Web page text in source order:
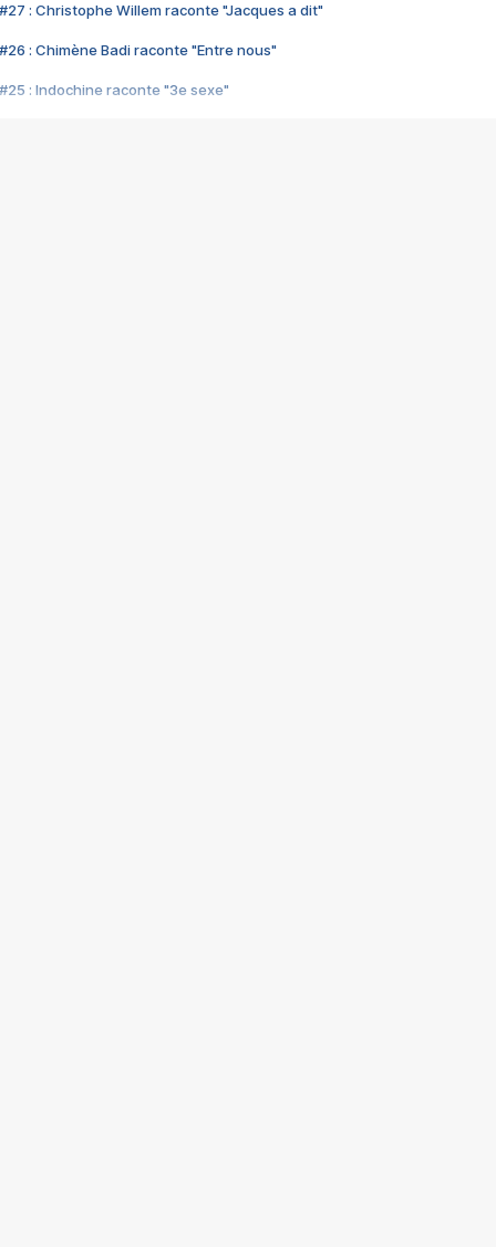
#27 : Christophe Willem raconte "Jacques a dit"
#26 : Chimène Badi raconte "Entre nous"
#25 : Indochine raconte "3e sexe"